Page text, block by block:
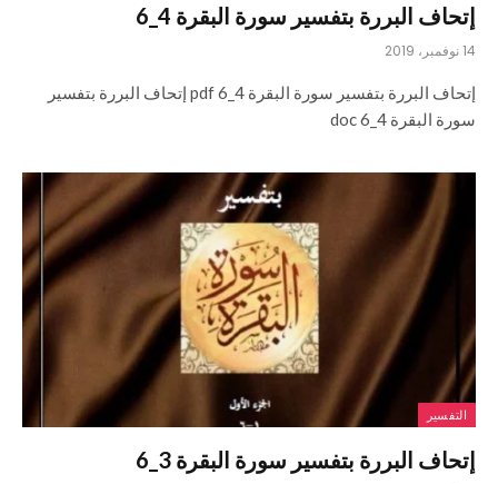
إتحاف البررة بتفسير سورة البقرة 4_6
14 نوفمبر، 2019
إتحاف البررة بتفسير سورة البقرة 4_6 pdf إتحاف البررة بتفسير
سورة البقرة 4_6 doc
التفسير
إتحاف البررة بتفسير سورة البقرة 3_6